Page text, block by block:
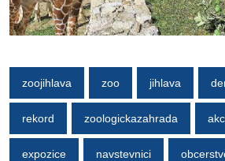
zoojihlava zoo jihlava
rekord zoologickazahrada
expozice navstevnici